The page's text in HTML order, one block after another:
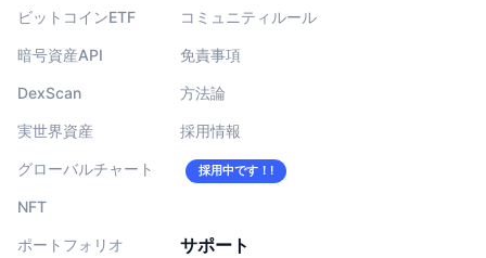
ビットコインETF
暗号資産API
DexScan
実世界資産
グローバルチャート
NFT
ポートフォリオ
コミュニティルール
免責事項
方法論
採用情報
採用中です！!
サポート